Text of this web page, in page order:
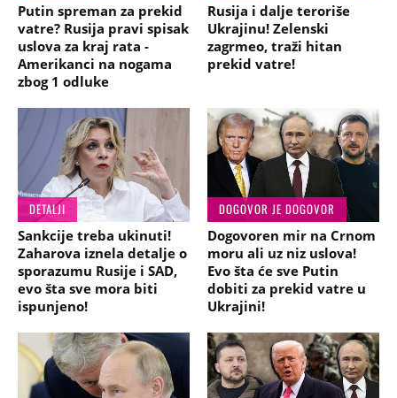
Putin spreman za prekid
vatre? Rusija pravi spisak
uslova za kraj rata -
Amerikanci na nogama
zbog 1 odluke
Rusija i dalje teroriše
Ukrajinu! Zelenski
zagrmeo, traži hitan
prekid vatre!
DETALJI
Sankcije treba ukinuti!
Zaharova iznela detalje o
sporazumu Rusije i SAD,
evo šta sve mora biti
ispunjeno!
DOGOVOR JE DOGOVOR
Dogovoren mir na Crnom
moru ali uz niz uslova!
Evo šta će sve Putin
dobiti za prekid vatre u
Ukrajini!